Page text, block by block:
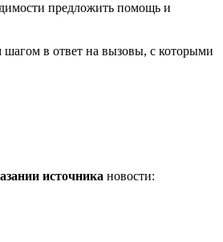
предложить помощь и
в ответ на вызовы, с которыми
источника новости: